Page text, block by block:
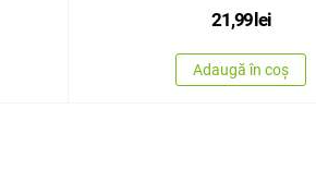
21,99 lei
Adaugă în coș